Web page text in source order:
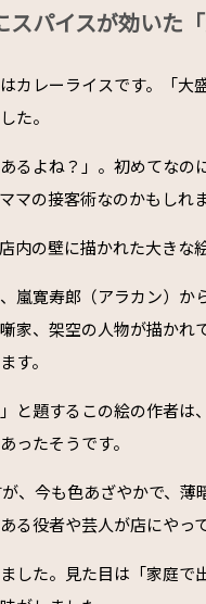
パイスが効いた「
カレーライスです。「
た。
るよね？」。初めてな
マの接客術なのかもしれ
内の壁に描かれた大きな
嵐寛寿郎（アラカン）
家、架空の人物が描かれ
す。
と題するこの絵の作者
ったそうです。
、今も色あざやかで、
る役者や芸人が店にやっ
した。見た目は「家庭で